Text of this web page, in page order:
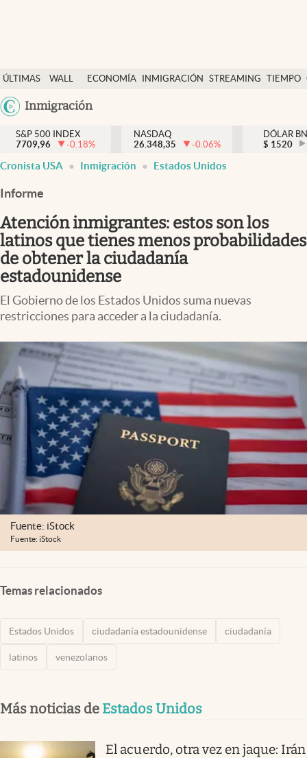
ÚLTIMAS
NOTICIAS
WALL
Y
DÓLAR
ECONOMÍA INMIGRACIÓN STREAMING TIEMPO
México
Inmigración
Finanzas y economía
Wall Street y dólar
Inmigración
Espiritual
Streaming
Lifestyle
USA
S&P 500 INDEX
7709,96
-0.18%
NASDAQ
26.348,35
-0.06%
DÓLAR
$ 1520
Cronista USA Inmigración Estados Unidos
Informe
Atención inmigrantes: estos son los
latinos que tienes menos probabilidades
de obtener la ciudadanía
estadounidense
El Gobierno de los Estados Unidos suma nuevas
restricciones para acceder a la ciudadanía.
Fuente: iStock
Fuente: iStock
Temas relacionados
Estados Unidos ciudadanía estadounidense ciudadanía
latinos venezolanos
Más noticias de Estados Unidos
El acuerdo, otra vez en jaque: Irán